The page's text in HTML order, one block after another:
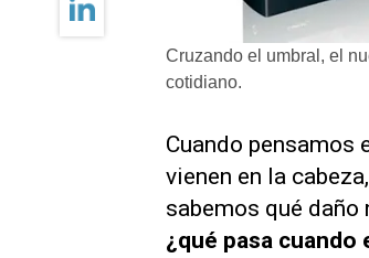
Cruzando el umbral, el
cotidiano.
Cuando pensamos
vienen en la
sabemos qué
¿qué pasa cuando